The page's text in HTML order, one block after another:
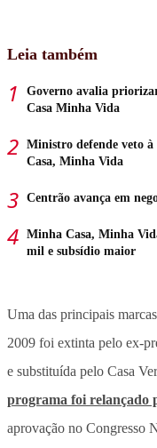
Leia também
Governo avalia
Casa Minha Vida
Ministro defende veto à
Casa, Minha Vida
Centrão avança em
Minha Casa, Minha
mil e subsídio maior
Uma das principais
2009 foi extinta pelo ex-
e substituída pelo Casa
programa foi relançado
aprovação no Congresso